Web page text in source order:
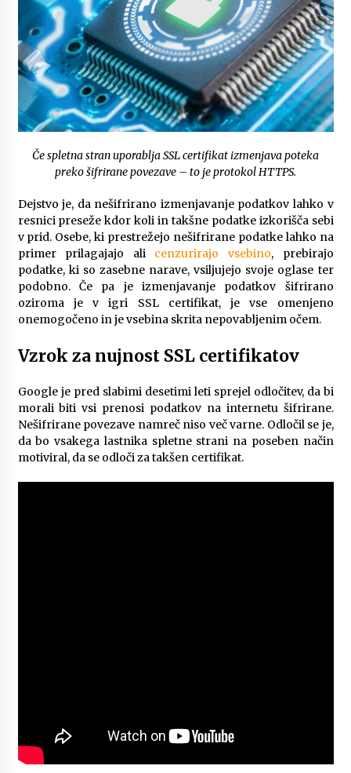
Komu lahko pomaga dober psihoterapevt?
7 months ago
Za kaj se uporablja sponka za denar?
7 months ago
Če spletna stran uporablja SSL certifikat izmenjava poteka
preko šifrirane povezave – to je protokol HTTPS.
Dejstvo je, da nešifrirano izmenjavanje podatkov lahko v
resnici preseže kdor koli in takšne podatke izkorišča sebi
v prid. Osebe, ki prestrežejo nešifrirane podatke lahko na
primer prilagajajo ali cenzurirajo vsebino, prebirajo
podatke, ki so zasebne narave, vsiljujejo svoje oglase ter
podobno. Če pa je izmenjavanje podatkov šifrirano
oziroma je v igri SSL certifikat, je vse omenjeno
onemogočeno in je vsebina skrita nepovabljenim očem.
Vzrok za nujnost SSL certifikatov
Google je pred slabimi desetimi leti sprejel odločitev, da bi
morali biti vsi prenosi podatkov na internetu šifrirane.
Nešifrirane povezave namreč niso več varne. Odločil se je,
da bo vsakega lastnika spletne strani na poseben način
motiviral, da se odloči za takšen certifikat.